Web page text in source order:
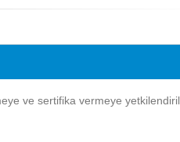
ve sertifika vermeye